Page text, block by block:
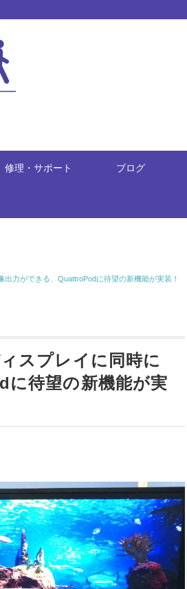
修理・サポート ブログ
力ができる、QuattroPodに待望の新機能が実装！
スプレイに同時に
待望の新機能が実